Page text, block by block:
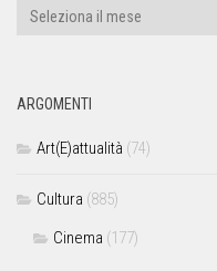
ARGOMENTI
Art(E)attualità (74)
Cultura (885)
Cinema (177)